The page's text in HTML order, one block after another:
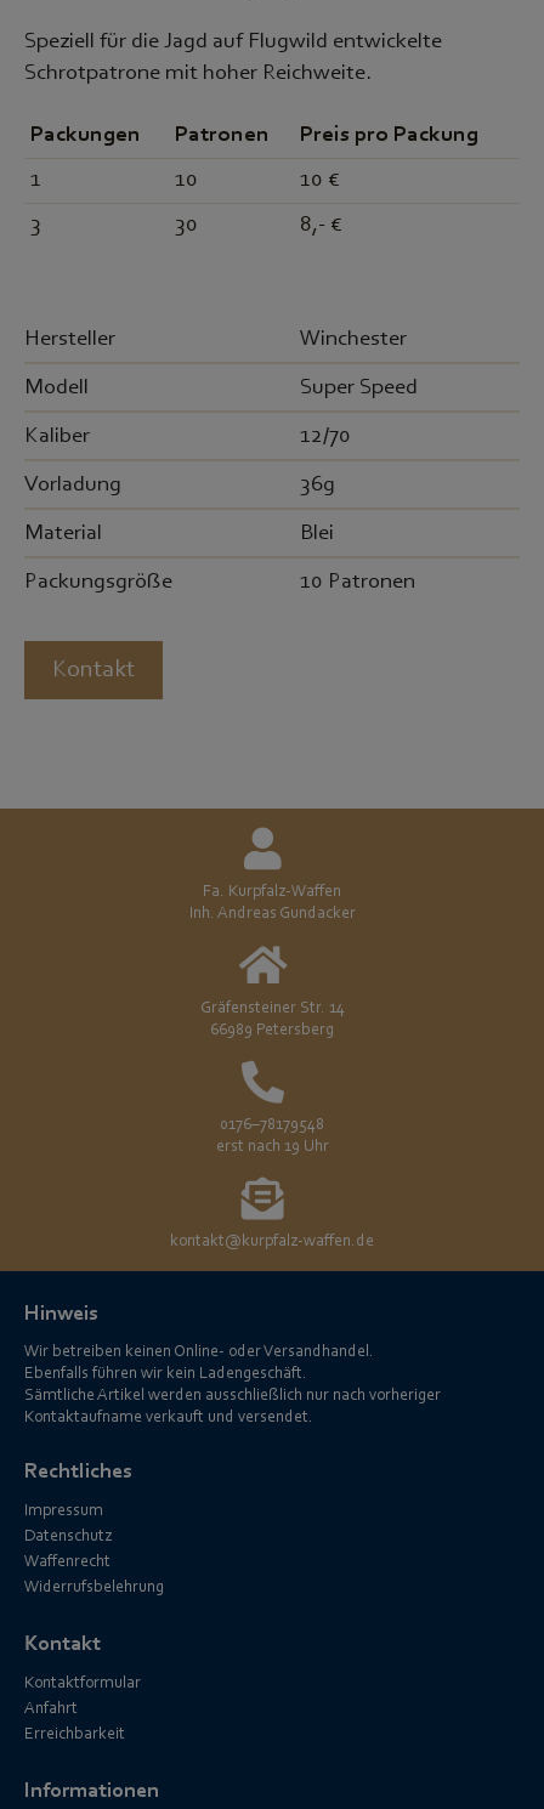
Speziell für die Jagd auf Flugwild entwickelte
Schrotpatrone mit hoher Reichweite.
Packungen Patronen
Preis pro Packung
1
10
10 €
3
30 8,- €
Hersteller Winchester
Modell Super Speed
Kaliber 12/70
Vorladung 36g
Material Blei
Packungsgröße 10 Patronen
Kontakt
Fa. Kurpfalz-Waffen
Inh. Andreas Gundacker
Gräfensteiner Str. 14
66989 Petersberg
0176–78179548
erst nach 19 Uhr
kontakt@kurpfalz-waffen.de
Hinweis
Wir betreiben keinen Online- oder Versandhandel.
Ebenfalls führen wir kein Ladengeschäft.
Sämtliche Artikel werden ausschließlich nur nach vorheriger
Kontaktaufname verkauft und versendet.
Rechtliches
Impressum
Datenschutz
Waffenrecht
Widerrufsbelehrung
Kontakt
Kontaktformular
Anfahrt
Erreichbarkeit
Informationen